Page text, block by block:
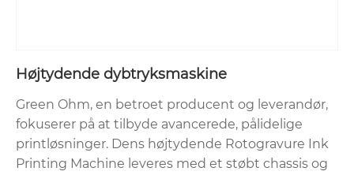
Højtydende dybtryksmaskine
Green Ohm, en betroet producent og leverandør,
fokuserer på at tilbyde avancerede, pålidelige
printløsninger. Dens højtydende Rotogravure Ink
Printing Machine leveres med et støbt chassis og